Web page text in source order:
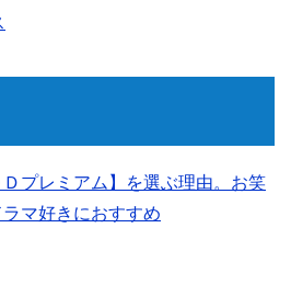
Ｄプレミアム】を選ぶ理由。お笑
マ好きにおすすめ